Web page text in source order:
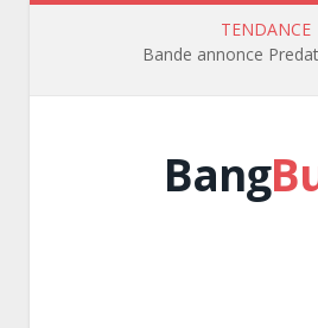
TENDANCE
Bande annonce
Bang